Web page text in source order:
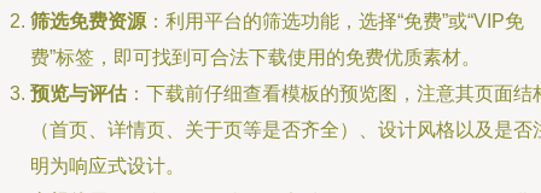
筛选免费资源 ：利用平台的筛选功能，选择“免费”或“VIP免
费”标签，即可找到可合法下载使用的免费优质素材。
预览与评估：下载前仔细查看模板的预览图，注意其页面结
（首页、详情页、关于页等是否齐全）、设计风格以及是否
明为响应式设计。